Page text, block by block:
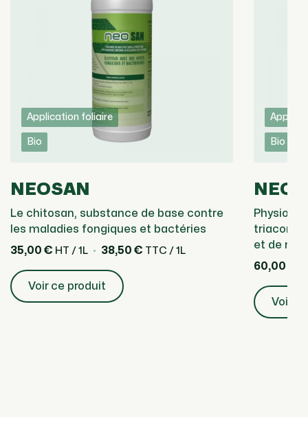
Application foliaire
Bio
NEOSAN
Le chitosan, substance de base contre
les maladies fongiques et bactéries
35,00 € HT / 1L 38,50 € TTC / 1L
Voir ce produit
Bio
et de
60,00 €
Voir